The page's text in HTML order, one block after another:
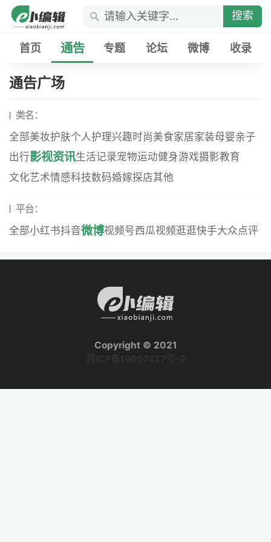
搜索
首页 通告 专题 论坛 微博 收录
通告广场
类名：
全部美妆护肤个人护理兴趣时尚美食家居家装母婴亲子
出行影视资讯生活记录宠物运动健身游戏摄影教育
文化艺术情感科技数码婚嫁探店其他
平台：
全部小红书抖音微博视频号西瓜视频逛逛快手大众点评
Copyright © 2021